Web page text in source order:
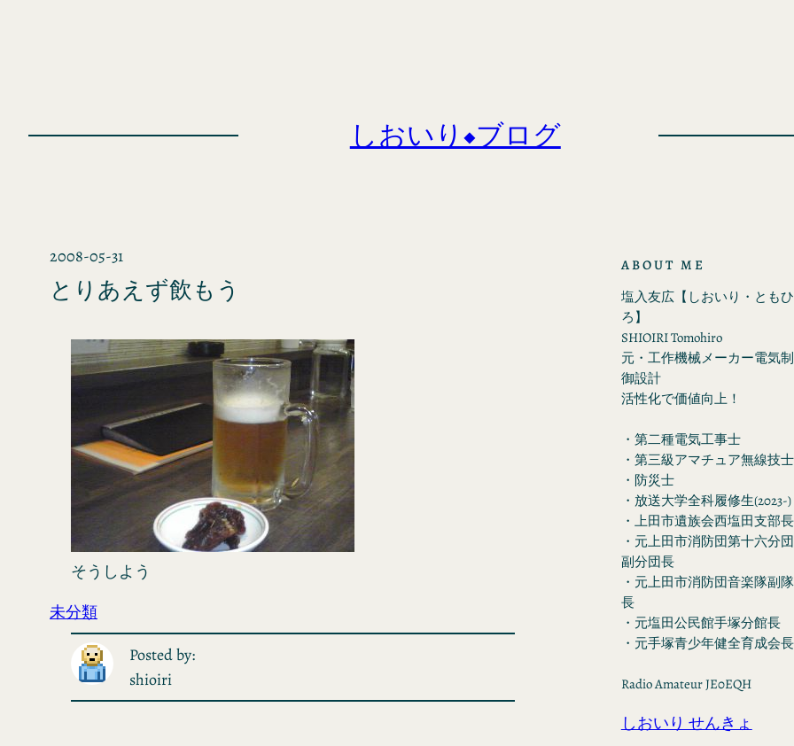
しおいり◆ブログ
2008-05-31
とりあえず飲もう
そうしよう
未分類
Posted by:
shioiri
ABOUT ME
塩入友広【しおいり・ともひ
ろ】
SHIOIRI Tomohiro
元・工作機械メーカー電気制
御設計
活性化で価値向上！
・第二種電気工事士
・第三級アマチュア無線技士
・防災士
・放送大学全科履修生(2023-)
・上田市遺族会西塩田支部長
・元上田市消防団第十六分団
副分団長
・元上田市消防団音楽隊副隊
長
・元塩田公民館手塚分館長
・元手塚青少年健全育成会長
Radio Amateur JE0EQH
しおいり せんきょ